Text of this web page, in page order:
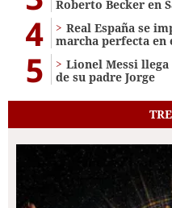
Roberto Becker en
4
Real España se
marcha perfecta en
5
Lionel Messi
de su padre Jorge